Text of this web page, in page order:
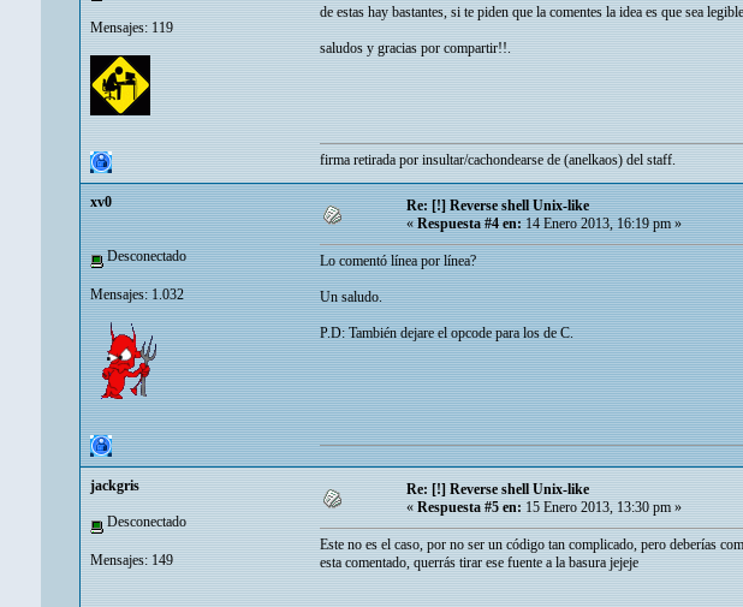
Mensajes: 119
de estas hay bastantes, si te piden que la comentes la idea es que sea
saludos y gracias por compartir!!.
firma retirada por insultar/cachondearse de (anelkaos) del staff.
xv0
Desconectado
Mensajes: 1.032
Re: [!] Reverse shell Unix-like
«Respuesta #4 en:14 Enero 2013, 16:19 pm »
Lo comentó línea por línea?
Un saludo.
P.D: También dejare el opcode para los de C.
jackgris
Desconectado
Mensajes: 149
Re: [!] Reverse shell Unix-like
« Respuesta #5 en: 15 Enero 2013, 13:30 pm »
Este no es el caso, por no ser un código tan complicado, pero deberías
esta comentado, querrás tirar ese fuente a la basura jejeje